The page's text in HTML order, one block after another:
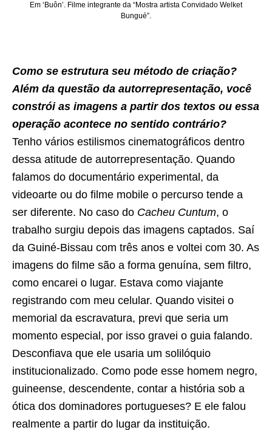
Em ‘Buôn’. Filme integrante da “Mostra artista Convidado Welket
Bungué”.
Como se estrutura seu método de criação?
Além da questão da autorrepresentação, você
constrói as imagens a partir dos textos ou essa
operação acontece no sentido contrário?
Tenho vários estilismos cinematográficos dentro
dessa atitude de autorrepresentação. Quando
falamos do documentário experimental, da
videoarte ou do filme mobile o percurso tende a
ser diferente. No caso do Cacheu Cuntum, o
trabalho surgiu depois das imagens captados. Saí
da Guiné-Bissau com três anos e voltei com 30. As
imagens do filme são a forma genuína, sem filtro,
como encarei o lugar. Estava como viajante
registrando com meu celular. Quando visitei o
memorial da escravatura, previ que seria um
momento especial, por isso gravei o guia falando.
Desconfiava que ele usaria um solilóquio
institucionalizado. Como pode esse homem negro,
guineense, descendente, contar a história sob a
ótica dos dominadores portugueses? E ele falou
realmente a partir do lugar da instituição.